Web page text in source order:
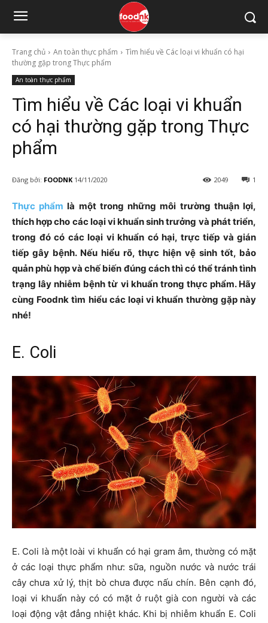
Trang chủ An toàn thực phẩm
Tìm hiểu về Các loại vi khuẩn có hại
thường gặp trong Thực phẩm
An toàn thực phẩm
Tìm hiểu về Các loại vi khuẩn
có hại thường gặp trong Thực
phẩm
Đăng bởi: FOODNK 14/11/2020 1
2049
Thực phẩm là một trong những môi trường thuận lợi,
thích hợp cho các loại vi khuẩn sinh trưởng và phát triển,
trong đó có các loại vi khuẩn có hại, trực tiếp và gián
tiếp gây bệnh. Nếu hiểu rõ, thực hiện vệ sinh tốt, bảo
quản phù hợp và chế biến đúng cách thì có thể tránh tình
trạng lây nhiễm bệnh từ vi khuẩn trong thực phẩm. Hãy
cùng Foodnk tìm hiểu các loại vi khuẩn thường gặp này
nhé!
E. Coli
E. Coli là một loài vi khuẩn có hại gram âm, thường có mặt
ở các loại thực phẩm như: sữa, nguồn nước và nước trái
cây chưa xử lý, thịt bò chưa được nấu chín. Bên cạnh đó,
loại vi khuẩn này có có mặt ở ruột già con người và các
loại động vật đẳng nhiệt khác. Khi bị nhiễm khuẩn E. Coli